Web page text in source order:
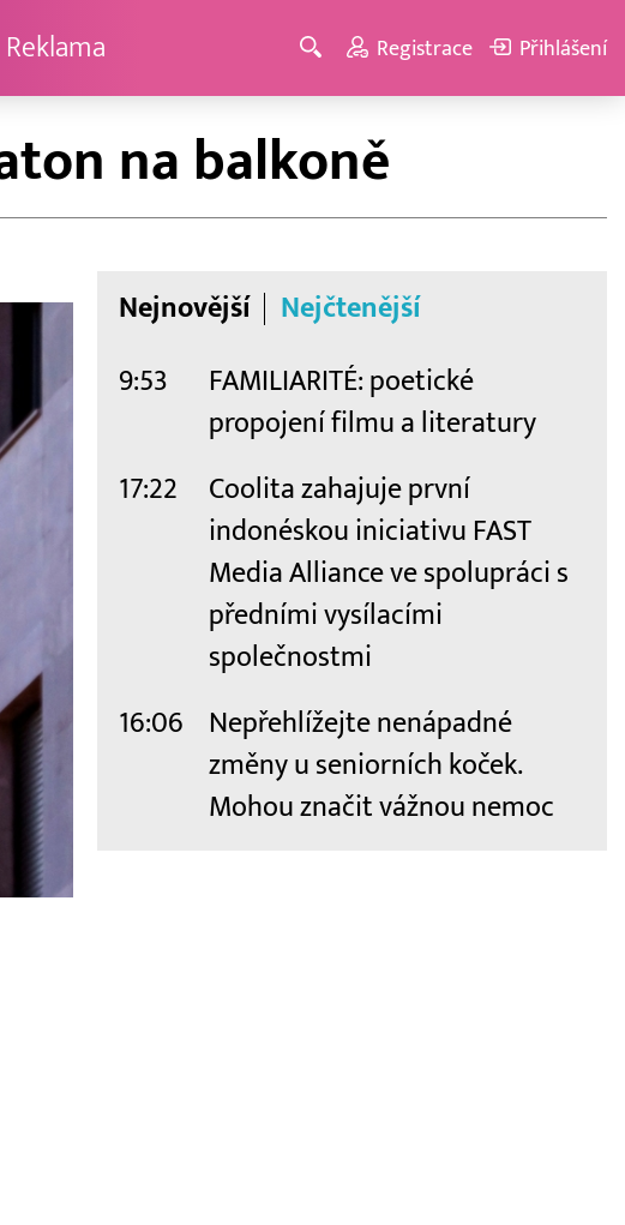
Reklama Registrace Přihlášení
na balkoně
Nejnovější Nejčtenější
9:53
FAMILIARITÉ: poetické
propojení filmu a literatury
17:22
Coolita zahajuje první
indonéskou iniciativu FAST
Media Alliance ve spolupráci s
předními vysílacími
společnostmi
16:06
Nepřehlížejte nenápadné
změny u seniorních koček.
Mohou značit vážnou nemoc